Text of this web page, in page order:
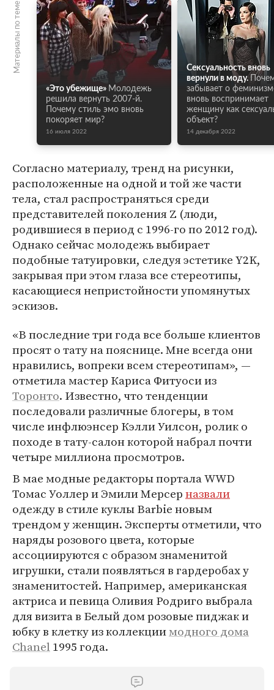
Материалы по теме
«Это убежище» Молодежь
решила вернуть 2007-й.
Почему стиль эмо вновь
покоряет мир?
16 июля 2022
Сексуальность вновь
вернули в моду.
забывает о
вновь воспринимает
женщину как
объект?
14 декабря 2022
Согласно материалу, тренд на рисунки,
расположенные на одной и той же части
тела, стал распространяться среди
представителей поколения Z (люди,
родившиеся в период с 1996-го по 2012 год).
Однако сейчас молодежь выбирает
подобные татуировки, следуя эстетике Y2K,
закрывая при этом глаза все стереотипы,
касающиеся непристойности упомянутых
эскизов.
«В последние три года все больше клиентов
просят о тату на пояснице. Мне всегда они
нравились, вопреки всем стереотипам», —
отметила мастер Кариса Фитуоси из
Торонто. Известно, что тенденции
последовали различные блогеры, в том
числе инфлюэнсер Кэлли Уилсон, ролик о
походе в тату-салон которой набрал почти
четыре миллиона просмотров.
В мае модные редакторы портала WWD
Томас Уоллер и Эмили Мерсерназвали
одежду в стиле куклы Barbie новым
трендом у женщин. Эксперты отметили, что
наряды розового цвета, которые
ассоциируются с образом знаменитой
игрушки, стали появляться в гардеробах у
знаменитостей. Например, американская
актриса и певица Оливия Родриго выбрала
для визита в Белый дом розовые пиджак и
юбку в клетку из коллекциимодного дома
Chanel1995 года.